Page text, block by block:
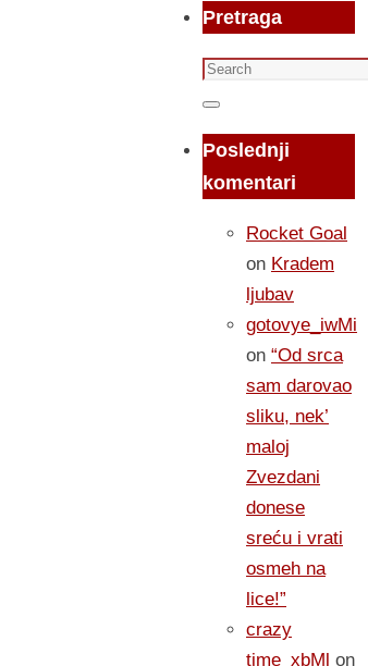
Pretraga
Search
for:
Search
Poslednji
komentari
Rocket Goal
on Kradem
ljubav
gotovye_iwMi
on “Od srca
sam darovao
sliku, nek’
maloj
Zvezdani
donese
sreću i vrati
osmeh na
lice!”
crazy
time_xbMl on